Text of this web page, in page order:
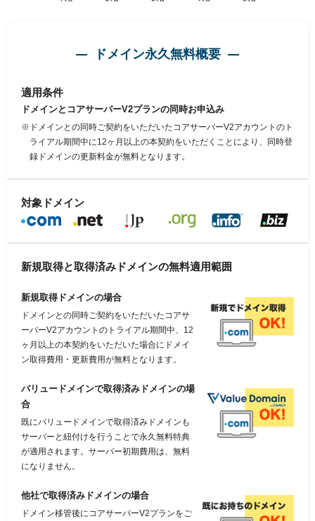
ドメイン永久無料概要
適用条件
ドメインとコアサーバーV2プランの同時お申込み
ドメインとの同時ご契約をいただいたコアサーバーV2アカウントのト
ライアル期間中に12ヶ月以上の本契約をいただくことにより、同時登
録ドメインの更新料金が無料となります。
対象ドメイン
新規取得と取得済みドメインの無料適用範囲
新規取得ドメインの場合
ドメインとの同時ご契約をいただいたコアサ
ーバーV2アカウントのトライアル期間中、12
ヶ月以上の本契約をいただいた場合にドメイ
ン取得費用・更新費用が無料となります。
バリュードメインで取得済みドメインの場
合
既にバリュードメインで取得済みドメインも
サーバーと紐付けを行うことで永久無料特典
が適用されます。サーバー初期費用は、無料
になりません。
他社で取得済みドメインの場合
ドメイン移管後にコアサーバーV2プランをご